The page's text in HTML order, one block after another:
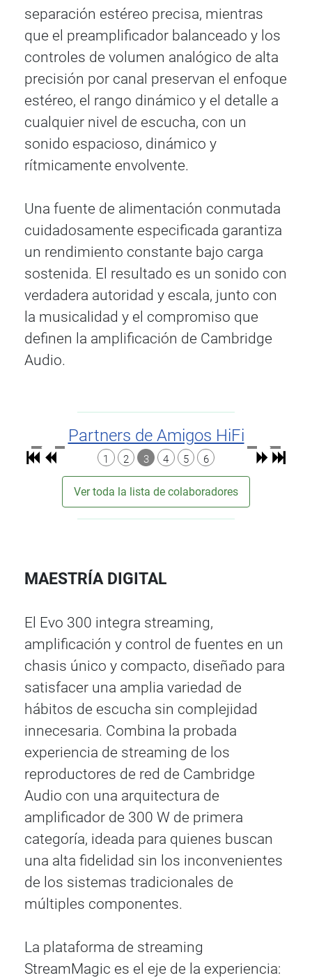
separación estéreo precisa, mientras
que el preamplificador balanceado y los
controles de volumen analógico de alta
precisión por canal preservan el enfoque
estéreo, el rango dinámico y el detalle a
cualquier nivel de escucha, con un
sonido espacioso, dinámico y
rítmicamente envolvente.
Una fuente de alimentación conmutada
cuidadosamente especificada garantiza
un rendimiento constante bajo carga
sostenida. El resultado es un sonido con
verdadera autoridad y escala, junto con
la musicalidad y el compromiso que
definen la amplificación de Cambridge
Audio.
Partners de Amigos HiFi
1 2 3 4 5 6
Ver toda la lista de colaboradores
MAESTRÍA DIGITAL
El Evo 300 integra streaming,
amplificación y control de fuentes en un
chasis único y compacto, diseñado para
satisfacer una amplia variedad de
hábitos de escucha sin complejidad
innecesaria. Combina la probada
experiencia de streaming de los
reproductores de red de Cambridge
Audio con una arquitectura de
amplificador de 300 W de primera
categoría, ideada para quienes buscan
una alta fidelidad sin los inconvenientes
de los sistemas tradicionales de
múltiples componentes.
La plataforma de streaming
StreamMagic es el eje de la experiencia: